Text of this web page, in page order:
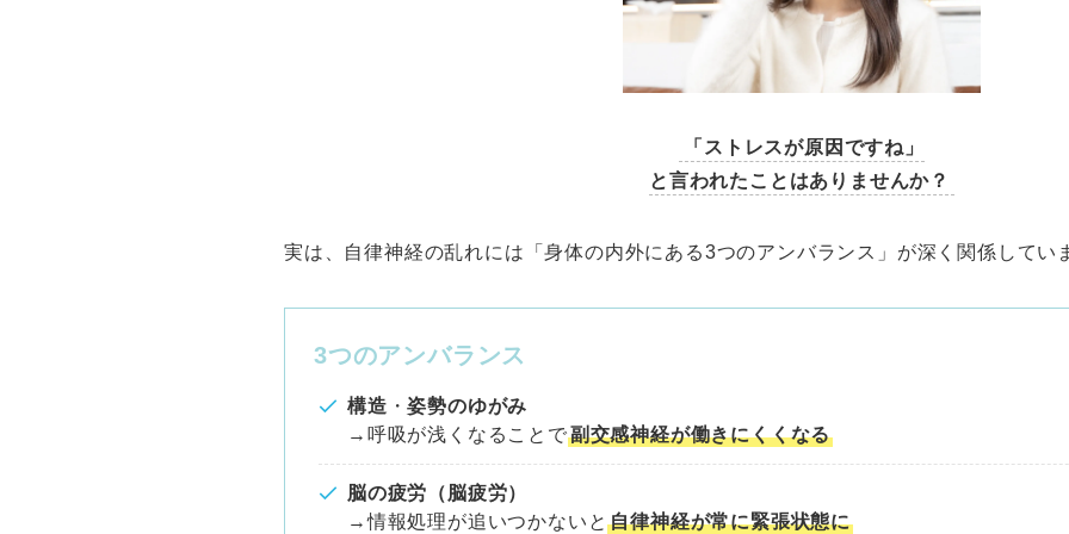
「ストレスが原因ですね」
と言われたことはありませんか？
実は、自律神経の乱れには「身体の内外にある3つのアンバランス」が深く関係してい
3つのアンバランス
構造 ・姿勢のゆがみ
→呼吸が浅くなることで副交感神経が働きにくくなる
脳の疲労（脳疲労）
→情報処理が追いつかないと自律神経が常に緊張状態に